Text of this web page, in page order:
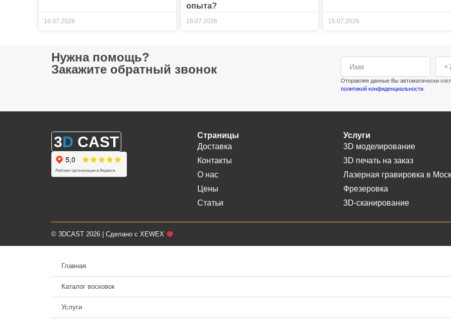
16.07.2026
опыта?
16.07.2026 15.07.2026
Нужна помощь?
Закажите обратный звонок
Отправляя данные Вы автоматически
политикой конфиденциальности.
3D CAST
Страницы
Доставка
Контакты
О нас
Цены
Статьи
Услуги
3D моделирование
3D печать на заказ
Лазерная гравировка в
Фрезеровка
3D-сканирование
© 3DCAST 2026 | Сделано с XEWEX
Главная
Каталог восковок
Услуги